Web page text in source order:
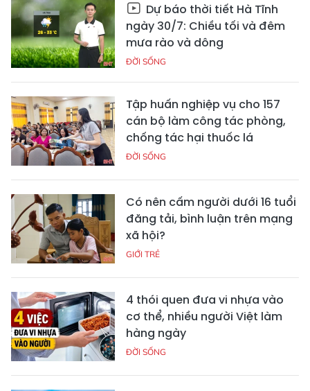
Dự báo thời tiết Hà Tĩnh
ngày 30/7: Chiều tối và đêm
mưa rào và dông
ĐỜI SỐNG
Tập huấn nghiệp vụ cho 157
cán bộ làm công tác phòng,
chống tác hại thuốc lá
ĐỜI SỐNG
Có nên cấm người dưới 16 tuổi
đăng tải, bình luận trên mạng
xã hội?
GIỚI TRẺ
4 thói quen đưa vi nhựa vào
cơ thể, nhiều người Việt làm
hàng ngày
ĐỜI SỐNG